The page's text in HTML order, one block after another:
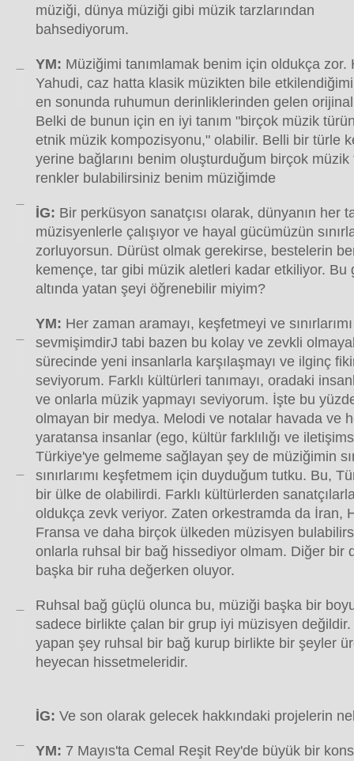
müziği, dünya müziği gibi müzik tarzlarından
bahsediyorum.
YM: Müziğimi tanımlamak benim için oldukça zor.
Yahudi, caz hatta klasik müzikten bile
en sonunda ruhumun derinliklerinden gelen
Belki de bunun için en iyi tanım "birçok müzik
etnik müzik kompozisyonu," olabilir. Belli bir türle
yerine bağlarını benim oluşturduğum birçok müzik
renkler bulabilirsiniz benim müziğimde
İG: Bir perküsyon sanatçısı olarak, dünyanın her
müzisyenlerle çalışıyor ve hayal gücümüzün
zorluyorsun. Dürüst olmak gerekirse, bestelerin
kemençe, tar gibi müzik aletleri kadar etkiliyor. Bu
altında yatan şeyi öğrenebilir miyim?
YM: Her zaman aramayı, keşfetmeyi ve
sevmişimdirJ tabi bazen bu kolay ve zevkli
sürecinde yeni insanlarla karşılaşmayı ve ilginç
seviyorum. Farklı kültürleri tanımayı, oradaki
ve onlarla müzik yapmayı seviyorum. İşte bu
olmayan bir medya. Melodi ve notalar havada ve
yaratansa insanlar (ego, kültür farklılığı ve
Türkiye'ye gelmeme sağlayan şey de müziğimin
sınırlarımı keşfetmem için duyduğum tutku. Bu,
bir ülke de olabilirdi. Farklı kültürlerden
oldukça zevk veriyor. Zaten orkestramda da İran,
Fransa ve daha birçok ülkeden müzisyen
onlarla ruhsal bir bağ hissediyor olmam. Diğer bir
başka bir ruha değerken oluyor.
Ruhsal bağ güçlü olunca bu, müziği başka bir
sadece birlikte çalan bir grup iyi müzisyen
yapan şey ruhsal bir bağ kurup birlikte bir şeyler
heyecan hissetmeleridir.
İG: Ve son olarak gelecek hakkındaki projelerin
YM: 7 Mayıs'ta Cemal Reşit Rey'de büyük bir